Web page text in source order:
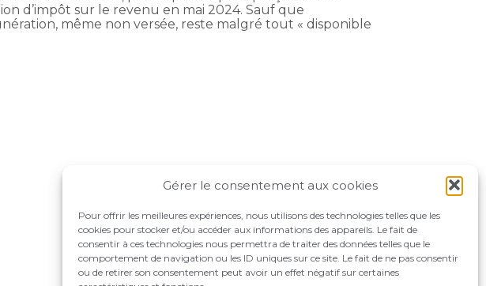
Gérer le consentement aux cookies
Pour offrir les meilleures expériences, nous utilisons des technologies telles que les
cookies pour stocker et/ou accéder aux informations des appareils. Le fait de
consentir à ces technologies nous permettra de traiter des données telles que le
comportement de navigation ou les ID uniques sur ce site. Le fait de ne pas consentir
ou de retirer son consentement peut avoir un effet négatif sur certaines
d’impôt sur le revenu en mai 2024. Sauf que
même non versée, reste malgré tout « disponible